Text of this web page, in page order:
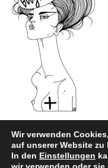
Wir verwenden
auf unserer Website zu
In den Einstellungen